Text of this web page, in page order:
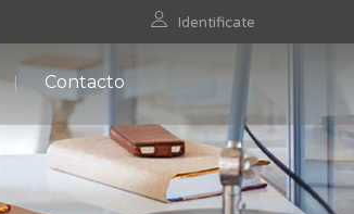
Identificate
Contacto